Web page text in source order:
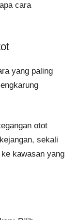
cara
yang paling
otot
sekali
kawasan yang